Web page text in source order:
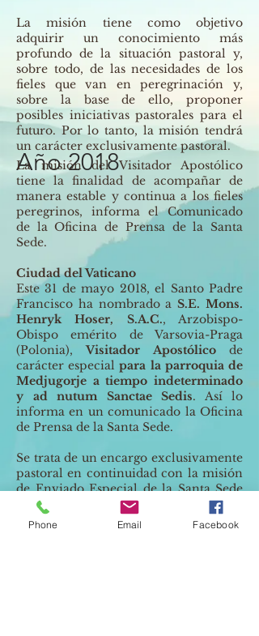
La misión tiene como objetivo
adquirir un conocimiento más
profundo de la situación pastoral y,
sobre todo, de las necesidades de los
fieles que van en peregrinación y,
sobre la base de ello, proponer
posibles iniciativas pastorales para el
futuro. Por lo tanto, la misión tendrá
un carácter exclusivamente pastoral.
Año 2018
La misión del Visitador Apostólico
tiene la finalidad de acompañar de
manera estable y continua a los fieles
peregrinos, informa el Comunicado
de la Oficina de Prensa de la Santa
Sede.
Ciudad del Vaticano
Este 31 de mayo 2018, el Santo Padre
Francisco ha nombrado aS.E. Mons.
Henryk Hoser, S.A.C., Arzobispo-
Obispo emérito de Varsovia-Praga
(Polonia),Visitador Apostólicode
carácter especialpara la parroquia de
Medjugorje a tiempo indeterminado
y ad nutum Sanctae Sedis. Así lo
informa en un comunicado la Oficina
de Prensa de la Santa Sede.
Se trata de un encargo exclusivamente
pastoral en continuidad con la misión
de Enviado Especial de la Santa Sede
para la parroquia de Medjugorje,
confiada a Mons. Hoser el 11 de febrero
Phone Email Facebook